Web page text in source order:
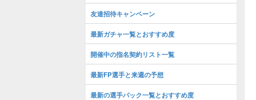
友達招待キャンペーン
最新ガチャ一覧とおすすめ度
開催中の指名契約リスト一覧
最新FP選手と来週の予想
最新の選手パック一覧とおすすめ度